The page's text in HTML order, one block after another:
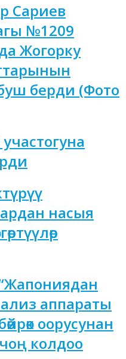
Сариев
№1209
Жогорку
берди (Фото
насыя
аппараты
оорусунан
колдоо